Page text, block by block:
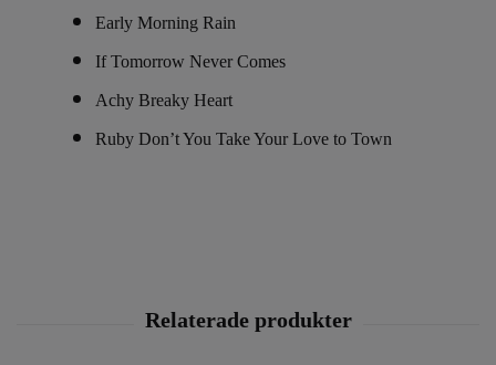
Early Morning Rain
If Tomorrow Never Comes
Achy Breaky Heart
Ruby Don’t You Take Your Love to Town